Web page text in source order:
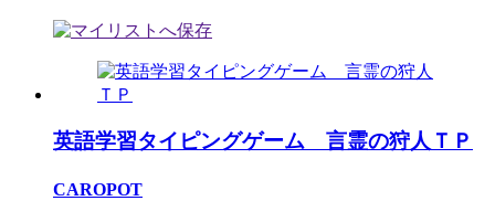
英語学習タイピングゲーム 言霊の狩人ＴＰ
CAROPOT